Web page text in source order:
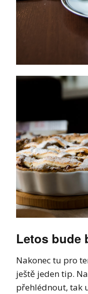
Letos bude
Nakonec tu pro
ještě jeden tip.
přehlédnout, tak